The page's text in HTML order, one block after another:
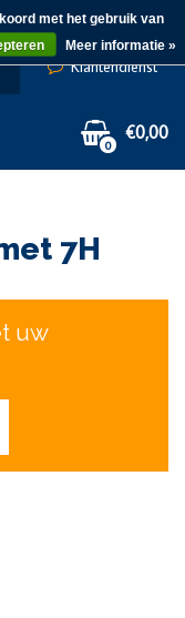
Klantendienst
0
€0,00
7H
uw
met het gebruik van
Meer informatie »